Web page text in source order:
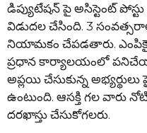
డిప్యుటేషన్ పై అసిస్టెంట్
విడుదల చేసింది. 3
నియామకం చేపడతారు. ఎంపికైన
ప్రధాన కార్యాలయంలో
అప్లయి చేసుకున్న
ఉంటుంది. ఆసక్తి గల వారు
దరఖాస్తు చేసుకోగలరు.